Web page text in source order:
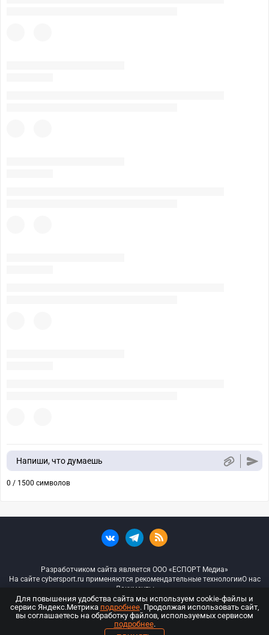
Напиши, что думаешь
0 / 1500 символов
Разработчиком сайта является ООО «ЕСПОРТ Медиа»
На сайте cybersport.ru применяются рекомендательные технологииО нас
Документы
© ООО «Киберспорт.ру» — Все права защищены
18+
Для повышения удобства сайта мы используем cookie-файлы и
сервис Яндекс.Метрика подробнее. Продолжая использовать сайт,
вы соглашаетесь на обработку файлов, используемых сервисом
подробнее.